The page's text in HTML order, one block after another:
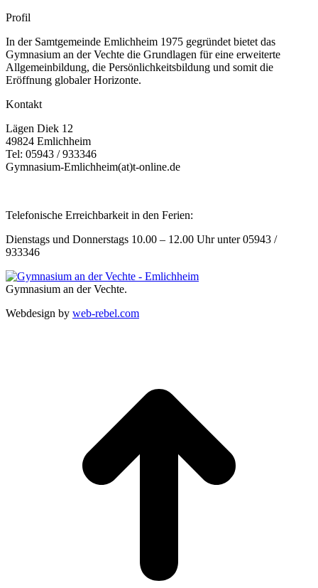
Profil
In der Samtgemeinde Emlichheim 1975 gegründet bietet das
Gymnasium an der Vechte die Grundlagen für eine erweiterte
Allgemeinbildung, die Persönlichkeitsbildung und somit die
Eröffnung globaler Horizonte.
Kontakt
Lägen Diek 12
49824 Emlichheim
Tel: 05943 / 933346
Gymnasium-Emlichheim(at)t-online.de
Telefonische Erreichbarkeit in den Ferien:
Dienstags und Donnerstags 10.00 – 12.00 Uhr unter 05943 /
933346
Gymnasium an der Vechte.
Webdesign by web-rebel.com